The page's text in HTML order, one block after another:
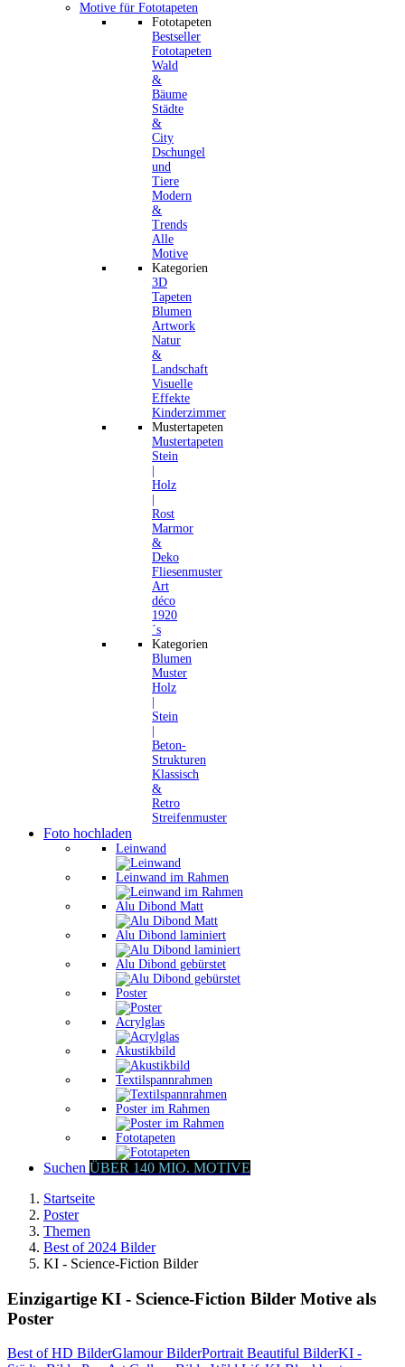
Motive für Fototapeten
Fototapeten
Bestseller
Fototapeten
Wald
&
Bäume
Städte
&
City
Dschungel
und
Tiere
Modern
&
Trends
Alle
Motive
Kategorien
3D
Tapeten
Blumen
Artwork
Natur
&
Landschaft
Visuelle
Effekte
Kinderzimmer
Mustertapeten
Mustertapeten
Stein
Holz
Rost
Marmor
&
Deko
Fliesenmuster
Art
déco
1920
´s
Kategorien
Blumen
Muster
Holz
Stein
Beton-
Strukturen
Klassisch
&
Retro
Streifenmuster
Foto hochladen
Leinwand
Leinwand im Rahmen
Alu Dibond Matt
Alu Dibond laminiert
Alu Dibond gebürstet
Poster
Acrylglas
Akustikbild
Textilspannrahmen
Poster im Rahmen
Fototapeten
Suchen ÜBER 140 MIO. MOTIVE
Startseite
Poster
Themen
Best of 2024 Bilder
KI - Science-Fiction Bilder
Einzigartige KI - Science-Fiction Bilder Motive als
Poster
Best of HD BilderGlamour BilderPortrait Beautiful BilderKI -